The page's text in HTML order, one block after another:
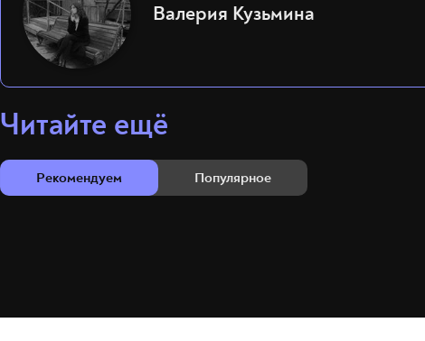
Валерия Кузьмина
Читайте ещё
Рекомендуем Популярное